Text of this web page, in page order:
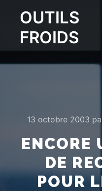
OUTILS
FROIDS
13 octobre 2003
ENCORE
DE
POUR